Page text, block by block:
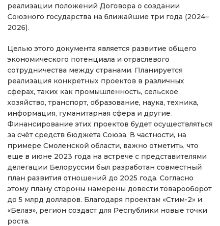
реализации положений Договора о создании
Союзного государства на ближайшие три года (2024–
2026).
Целью этого документа является развитие общего
экономического потенциала и отраслевого
сотрудничества между странами. Планируется
реализация конкретных проектов в различных
сферах, таких как промышленность, сельское
хозяйство, транспорт, образование, наука, техника,
информация, гуманитарная сфера и другие.
Финансирование этих проектов будет осуществляться
за счёт средств бюджета Союза. В частности, на
примере Смоленской области, важно отметить, что
еще в июне 2023 года на встрече с представителями
делегации Белоруссии был разработан совместный
план развития отношений до 2025 года. Согласно
этому плану стороны намерены довести товарооборот
до 5 млрд долларов. Благодаря проектам «Стим-2» и
«Белаз», регион создаст для Республики новые точки
роста.